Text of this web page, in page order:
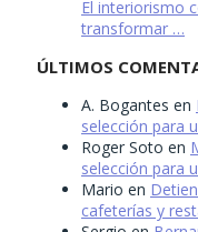
El interiorismo
transformar …
ÚLTIMOS
A. Bogantes en
selección para
Roger Soto en
selección para
Mario en
cafeterías y